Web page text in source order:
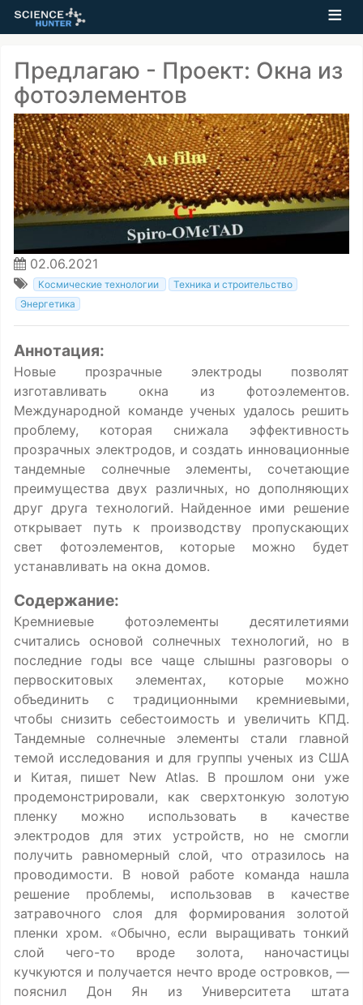
Предлагаю - Проект: Окна из
фотоэлементов
02.06.2021
Космические технологии
Техника и строительство
Энергетика
Аннотация:
Новые прозрачные электроды позволят
изготавливать окна из фотоэлементов.
Международной команде ученых удалось решить
проблему, которая снижала эффективность
прозрачных электродов, и создать инновационные
тандемные солнечные элементы, сочетающие
преимущества двух различных, но дополняющих
друг друга технологий. Найденное ими решение
открывает путь к производству пропускающих
свет фотоэлементов, которые можно будет
устанавливать на окна домов.
Содержание:
Кремниевые фотоэлементы десятилетиями
считались основой солнечных технологий, но в
последние годы все чаще слышны разговоры о
первоскитовых элементах, которые можно
объединить с традиционными кремниевыми,
чтобы снизить себестоимость и увеличить КПД.
Тандемные солнечные элементы стали главной
темой исследования и для группы ученых из США
и Китая, пишет New Atlas. В прошлом они уже
продемонстрировали, как сверхтонкую золотую
пленку можно использовать в качестве
электродов для этих устройств, но не смогли
получить равномерный слой, что отразилось на
проводимости. В новой работе команда нашла
решение проблемы, использовав в качестве
затравочного слоя для формирования золотой
пленки хром. «Обычно, если выращивать тонкий
слой чего-то вроде золота, наночастицы
кучкуются и получается нечто вроде островков, —
пояснил Дон Ян из Университета штата